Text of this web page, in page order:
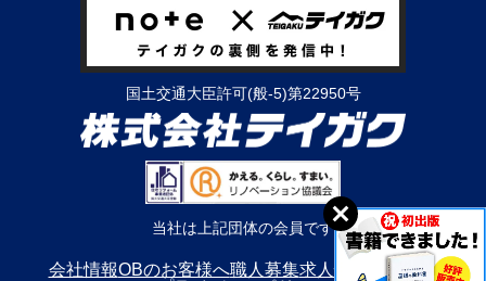
国土交通大臣許可(般-5)第22950号
当社は上記団体の会員です
会社情報OBのお客様へ職人募集求人情報
利用規約